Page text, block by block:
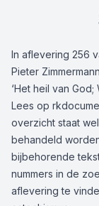
In aflevering 256
Pieter
‘Het heil van God;
Lees op
overzicht staat
behandeld
bijbehorende
nummers in de
aflevering te